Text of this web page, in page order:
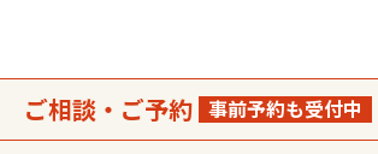
ご相談・ご予約 事前予約も受付中